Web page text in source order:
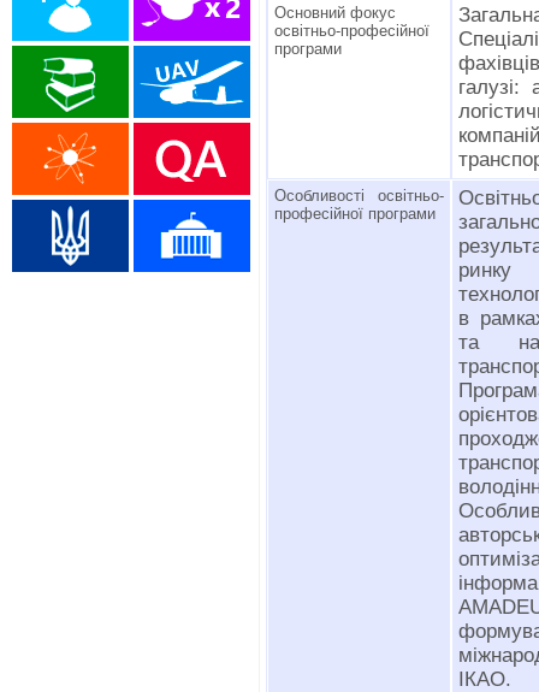
Основний фокус
освітньо-професійної
програми
галузі:
Особливості освітньо-
професійної програми
ринку
в
та
ІКАО.